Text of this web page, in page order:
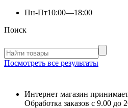
Пн-Пт10:00—18:00
Поиск
Посмотреть все результаты
Интернет магазин
Обработка заказов с 9.00 до